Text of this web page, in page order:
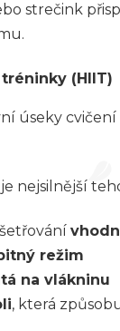
strečink
(HIIT)
úseky
nejsilnější
režim
na vlákninu
, která